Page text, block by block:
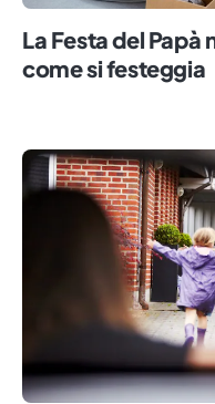
La Festa del
come si festeggia